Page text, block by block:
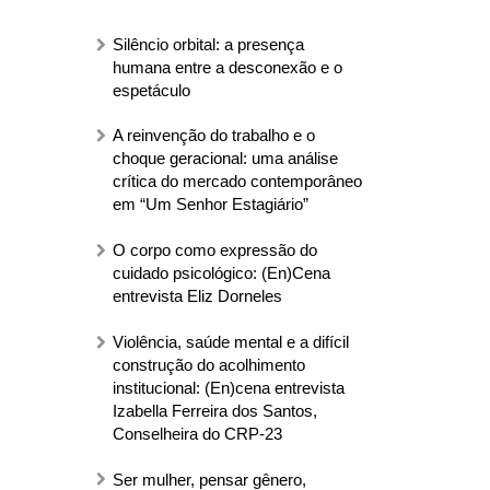
Silêncio orbital: a presença
humana entre a desconexão e o
espetáculo
A reinvenção do trabalho e o
choque geracional: uma análise
crítica do mercado contemporâneo
em “Um Senhor Estagiário”
O corpo como expressão do
cuidado psicológico: (En)Cena
entrevista Eliz Dorneles
Violência, saúde mental e a difícil
construção do acolhimento
institucional: (En)cena entrevista
Izabella Ferreira dos Santos,
Conselheira do CRP-23
Ser mulher, pensar gênero,